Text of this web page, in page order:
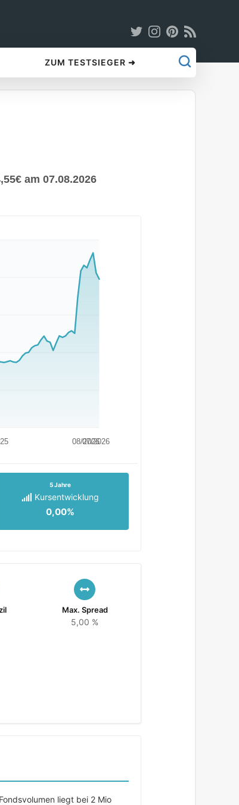
ZUM TESTSIEGER ➜
am 07.08.2026
07/2026
08/2026
5 Jahre
Kursentwicklung
0,00%
Max. Spread
5,00 %
liegt bei 2 Mio